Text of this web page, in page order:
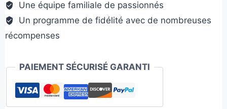
Une équipe familiale de passionnés
Un programme de fidélité avec de nombreuses
récompenses
PAIEMENT SÉCURISÉ GARANTI